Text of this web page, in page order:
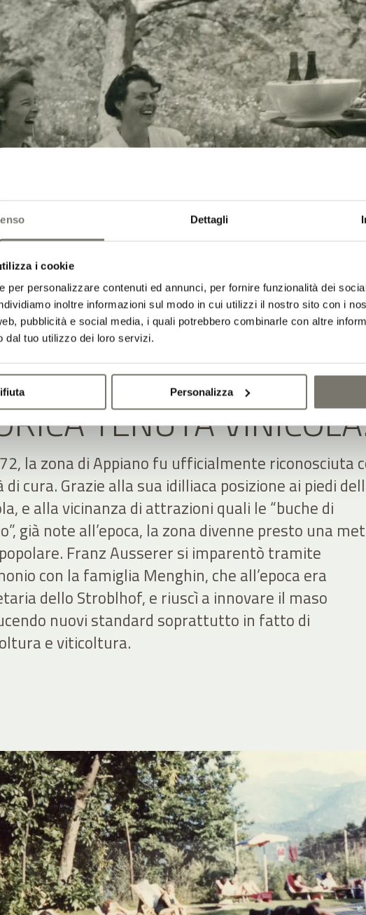
Dettagli
i cookie
per personalizzare contenuti ed annunci, per fornire funzionalità dei
inoltre informazioni sul modo in cui utilizzi il nostro sito con i
pubblicità e social media, i quali potrebbero combinarle con altre
dal tuo utilizzo dei loro servizi.
Personalizza
MASO AGRICOLO ALLA
TENUTA
la zona di Appiano fu ufficialmente riconosciuta
di cura. Grazie alla sua idilliaca posizione ai piedi
e alla vicinanza di attrazioni quali le “buche di
già note all’epoca, la zona divenne presto una
Franz Ausserer si imparentò tramite
con la famiglia Menghin, che all’epoca era
dello Stroblhof, e riuscì a innovare il maso
nuovi standard soprattutto in fatto di
e viticoltura.